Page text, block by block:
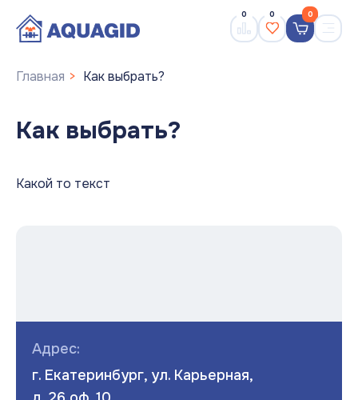
0 0 0
Главная Как выбрать?
Как выбрать?
Какой то текст
Адрес:
г. Екатеринбург, ул. Карьерная,